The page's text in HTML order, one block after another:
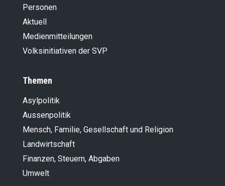
Personen
Aktuell
Medienmitteilungen
Volksinitiativen der SVP
Themen
Asylpolitik
Aussenpolitik
Mensch, Familie, Gesellschaft und Religion
Landwirt­schaft
Finanzen, Steuern, Abgaben
Umwelt